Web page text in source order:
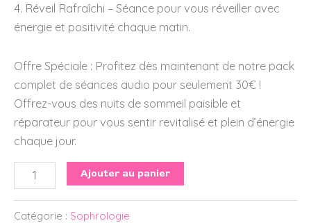
4. Réveil Rafraîchi – Séance pour vous réveiller avec
énergie et positivité chaque matin.
Offre Spéciale : Profitez dès maintenant de notre pack
complet de séances audio pour seulement 30€ !
Offrez-vous des nuits de sommeil paisible et
réparateur pour vous sentir revitalisé et plein d’énergie
chaque jour.
Ajouter au panier
Catégorie : Sophrologie